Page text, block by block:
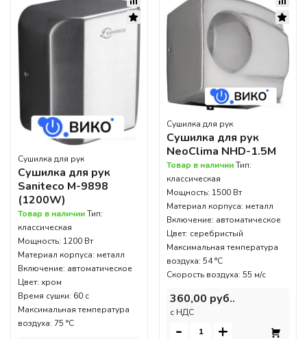
Сушилка для рук
Сушилка для рук
Saniteco M-9898
(1200W)
Товар в наличииТип:
классическая
Мощность: 1200 Вт
Материал корпуса: металл
Включение: автоматическое
Цвет: хром
Время сушки: 60 с
Максимальная температура
воздуха: 75 °C
Сушилка для рук
Сушилка для рук
NeoClima NHD-1.5M
Товар в наличииТип:
классическая
Мощность: 1500 Вт
Материал корпуса: металл
Включение: автоматическое
Цвет: серебристый
Максимальная температура
воздуха: 54 °C
Скорость воздуха: 55 м/с
360,00 руб..
c НДС
- +